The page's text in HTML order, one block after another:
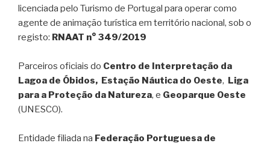
licenciada pelo Turismo de Portugal para operar como
agente de animação turística em território nacional, sob o
registo: RNAAT n° 349/2019
Parceiros oficiais do Centro de Interpretação da
Lagoa de Óbidos, Estação Náutica do Oeste, Liga
para a Proteção da Natureza, e Geoparque Oeste
(UNESCO).
Entidade filiada na Federação Portuguesa de